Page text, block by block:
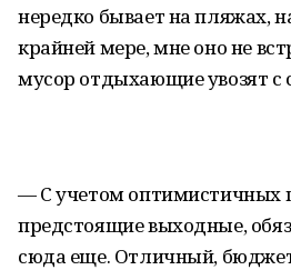
нередко бывает на пляжах,
крайней мере, мне оно не
мусор отдыхающие увозят с
— С учетом оптимистичных
предстоящие выходные,
сюда еще. Отличный,